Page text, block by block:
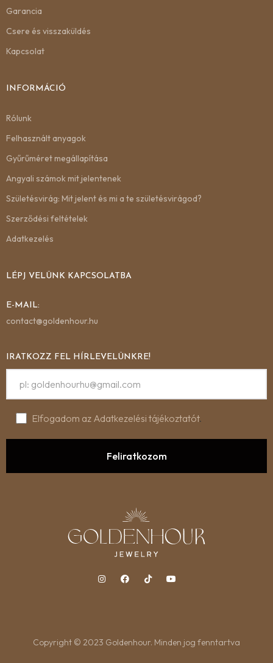
Garancia
Csere és visszaküldés
Kapcsolat
INFORMÁCIÓ
Rólunk
Felhasznált anyagok
Gyűrűméret megállapítása
Angyali számok mit jelentenek
Születésvirág: Mit jelent és mi a te születésvirágod?
Szerződési feltételek
Adatkezelés
LÉPJ VELÜNK KAPCSOLATBA
E-MAIL:
contact@goldenhour.hu
IRATKOZZ FEL HÍRLEVELÜNKRE!
Elfogadom az Adatkezelési tájékoztatót.
Copyright © 2023 Goldenhour. Minden jog fenntartva